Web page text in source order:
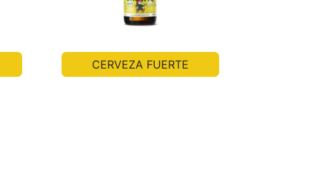
CERVEZA FUERTE